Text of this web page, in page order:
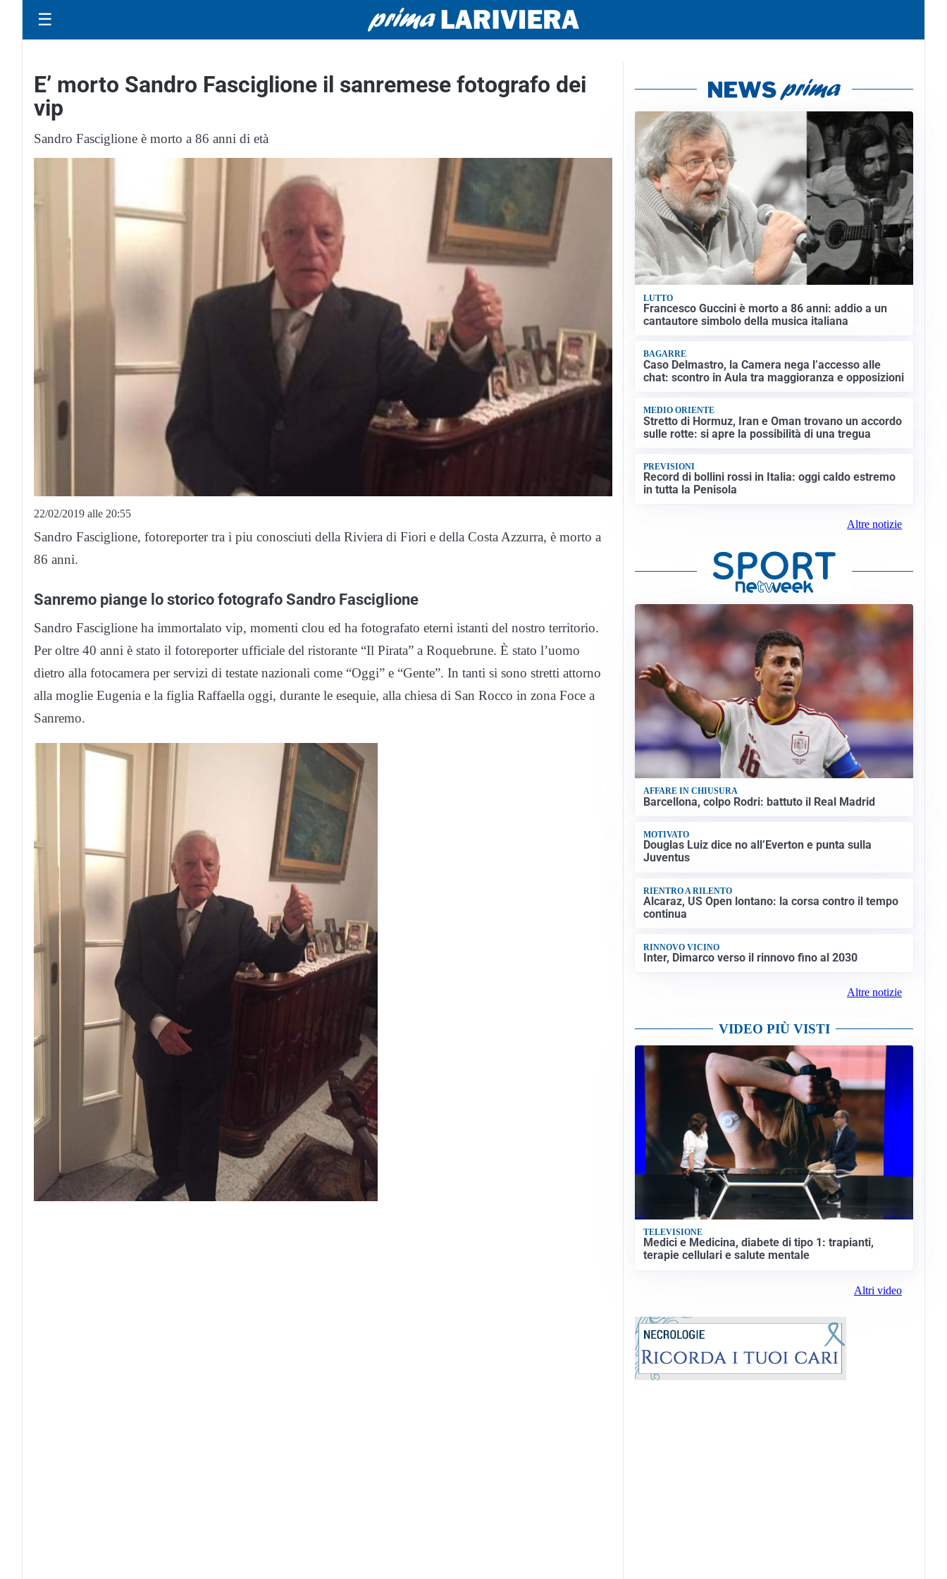
☰
E’ morto Sandro Fasciglione il sanremese fotografo dei
vip
Sandro Fasciglione è morto a 86 anni di età
22/02/2019 alle 20:55
Sandro Fasciglione, fotoreporter tra i piu conosciuti della Riviera di Fiori e della Costa Azzurra, è morto a
86 anni.
Sanremo piange lo storico fotografo Sandro Fasciglione
Sandro Fasciglione ha immortalato vip, momenti clou ed ha fotografato eterni istanti del nostro territorio.
Per oltre 40 anni è stato il fotoreporter ufficiale del ristorante “Il Pirata” a Roquebrune. È stato l’uomo
dietro alla fotocamera per servizi di testate nazionali come “Oggi” e “Gente”. In tanti si sono stretti attorno
alla moglie Eugenia e la figlia Raffaella oggi, durante le esequie, alla chiesa di San Rocco in zona Foce a
Sanremo.
LUTTO
Francesco Guccini è morto a 86 anni: addio a un
cantautore simbolo della musica italiana
BAGARRE
Caso Delmastro, la Camera nega l’accesso alle
chat: scontro in Aula tra maggioranza e opposizioni
MEDIO ORIENTE
Stretto di Hormuz, Iran e Oman trovano un accordo
sulle rotte: si apre la possibilità di una tregua
PREVISIONI
Record di bollini rossi in Italia: oggi caldo estremo
in tutta la Penisola
Altre notizie
AFFARE IN CHIUSURA
Barcellona, colpo Rodri: battuto il Real Madrid
MOTIVATO
Douglas Luiz dice no all’Everton e punta sulla
Juventus
RIENTRO A RILENTO
Alcaraz, US Open lontano: la corsa contro il tempo
continua
RINNOVO VICINO
Inter, Dimarco verso il rinnovo fino al 2030
Altre notizie
VIDEO PIÙ VISTI
TELEVISIONE
Medici e Medicina, diabete di tipo 1: trapianti,
terapie cellulari e salute mentale
Altri video